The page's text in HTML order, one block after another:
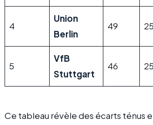
4
Union
Berlin
49 25
5
VfB
Stuttgart
46 25
Ce tableau révèle des écarts ténus